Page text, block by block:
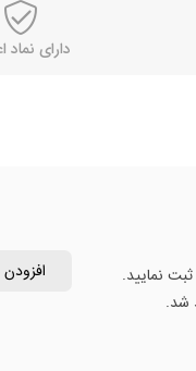
دارای نماد
نمایید.
شد.